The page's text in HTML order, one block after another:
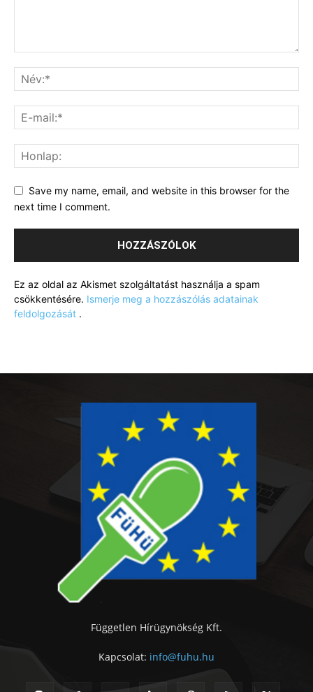
Save my name, email, and website in this browser for the
next time I comment.
Ez az oldal az Akismet szolgáltatást használja a spam
csökkentésére. Ismerje meg a hozzászólás adatainak
feldolgozását .
Független Hírügynökség Kft.
Kapcsolat: info@fuhu.hu